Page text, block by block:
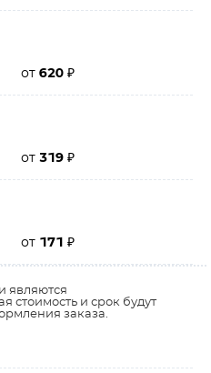
от 620 ₽
от 319 ₽
от 171 ₽
являются
стоимость и срок будут
заказа.